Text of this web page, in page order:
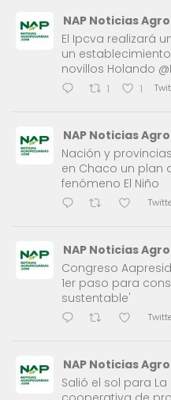
NAP Noticias
El Ipcva realizará
un
novillos Holando
1 1
NAP Noticias
Nación y
en Chaco un plan
fenómeno El Niño
NAP Noticias
Congreso
1er paso para
sustentable'
NAP Noticias
Salió el sol para